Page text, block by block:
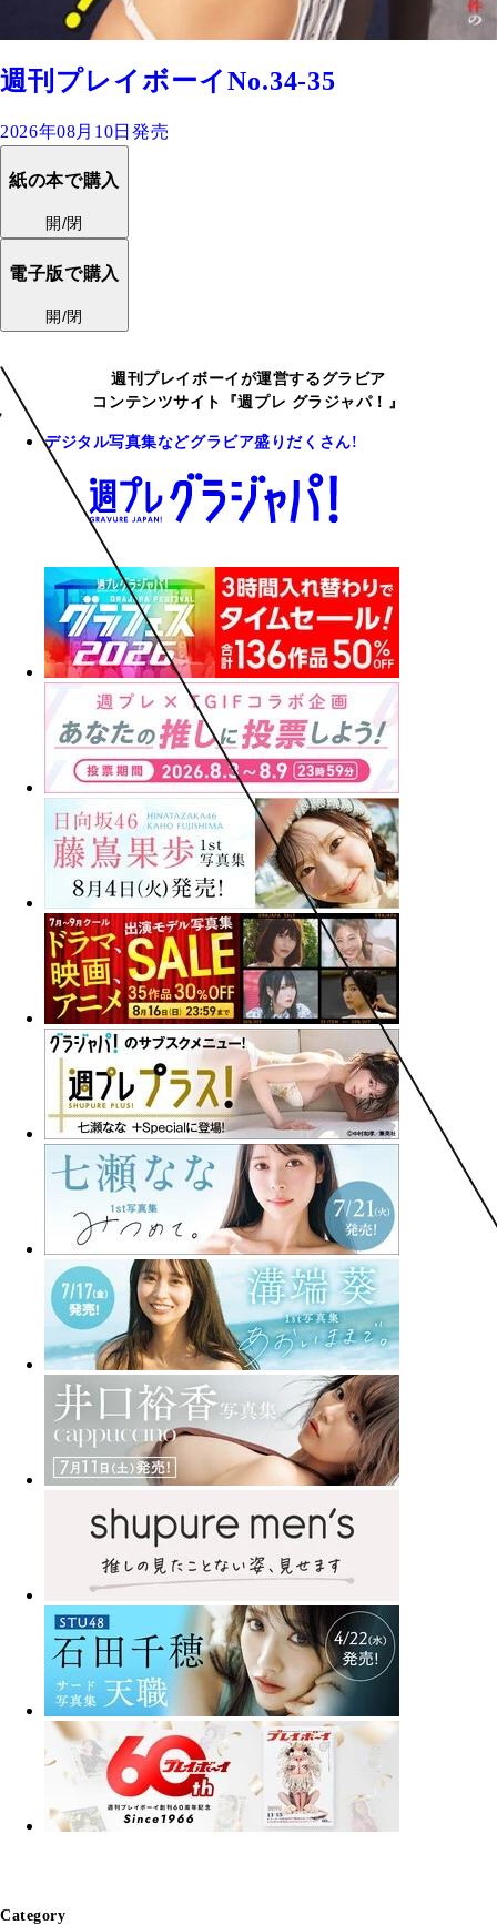
週刊プレイボーイNo.34-35
2026年08月10日発売
紙の本で購入
開/閉
電子版で購入
開/閉
週刊プレイボーイが運営するグラビア
コンテンツサイト『週プレ グラジャパ！』
デジタル写真集などグラビア盛りだくさん!
Category